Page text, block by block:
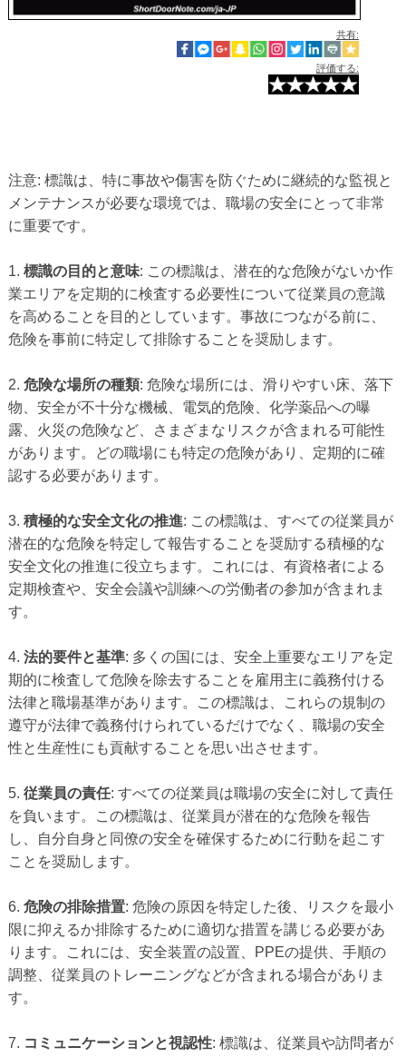
共有:
評価する:
注意: 標識は、特に事故や傷害を防ぐために継続的な監視と
メンテナンスが必要な環境では、職場の安全にとって非常
に重要です。
1. 標識の目的と意味: この標識は、潜在的な危険がないか作
業エリアを定期的に検査する必要性について従業員の意識
を高めることを目的としています。事故につながる前に、
危険を事前に特定して排除することを奨励します。
2. 危険な場所の種類: 危険な場所には、滑りやすい床、落下
物、安全が不十分な機械、電気的危険、化学薬品への曝
露、火災の危険など、さまざまなリスクが含まれる可能性
があります。どの職場にも特定の危険があり、定期的に確
認する必要があります。
3. 積極的な安全文化の推進: この標識は、すべての従業員が
潜在的な危険を特定して報告することを奨励する積極的な
安全文化の推進に役立ちます。これには、有資格者による
定期検査や、安全会議や訓練への労働者の参加が含まれま
す。
4. 法的要件と基準: 多くの国には、安全上重要なエリアを定
期的に検査して危険を除去することを雇用主に義務付ける
法律と職場基準があります。この標識は、これらの規制の
遵守が法律で義務付けられているだけでなく、職場の安全
性と生産性にも貢献することを思い出させます。
5. 従業員の責任: すべての従業員は職場の安全に対して責任
を負います。この標識は、従業員が潜在的な危険を報告
し、自分自身と同僚の安全を確保するために行動を起こす
ことを奨励します。
6. 危険の排除措置: 危険の原因を特定した後、リスクを最小
限に抑えるか排除するために適切な措置を講じる必要があ
ります。これには、安全装置の設置、PPEの提供、手順の
調整、従業員のトレーニングなどが含まれる場合がありま
す。
7. コミュニケーションと視認性: 標識は、従業員や訪問者が